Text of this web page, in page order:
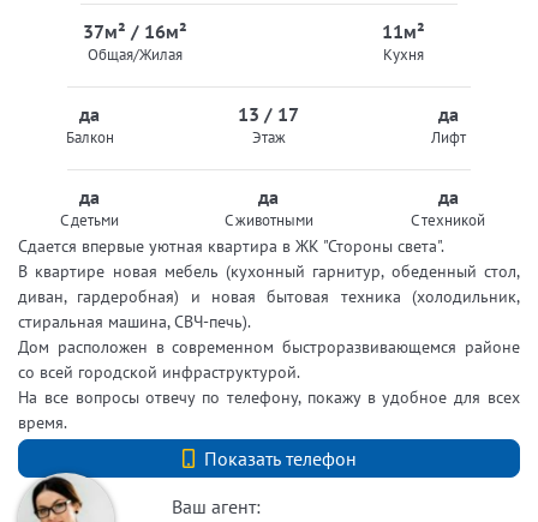
37м² / 16м²
Общая/Жилая
11м²
Кухня
да
Балкон
13 / 17
Этаж
да
Лифт
да
С детьми
да
С животными
да
С техникой
Сдается впервые уютная квартира в ЖК "Стороны света".
В квартире новая мебель (кухонный гарнитур, обеденный стол,
диван, гардеробная) и новая бытовая техника (холодильник,
стиральная машина, СВЧ-печь).
Дом расположен в современном быстроразвивающемся районе
со всей городской инфраструктурой.
На все вопросы отвечу по телефону, покажу в удобное для всех
время.
Показать телефон
+7 (812) 740-70-40
Ваш агент: